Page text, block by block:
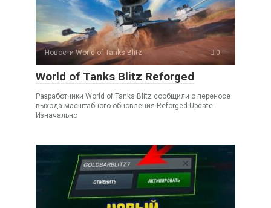
Новости World of Tanks Blitz 0
World of Tanks Blitz Reforged
Разработчики World of Tanks Blitz сообщили о переносе
выхода масштабного обновления Reforged Update.
Изначально